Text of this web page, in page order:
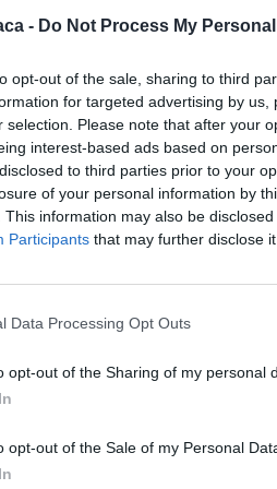
- Do Not Process My
opt-out of the sale, sharing to third
for targeted advertising by
selection. Please note that after your
interest-based ads based on
to third parties prior to your
of your personal information by
This information may also be
Participants that may further disclose
Data Processing Opt Outs
opt-out of the Sharing of my personal
opt-out of the Sale of my Personal
di oltre 200 mila euro è stata
a maggio, in Piemonte,
l’uomo aveva prestato
usura.
una ventina dai quali
è anche comperato la casa a